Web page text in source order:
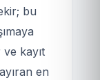
bu
kayıt
en